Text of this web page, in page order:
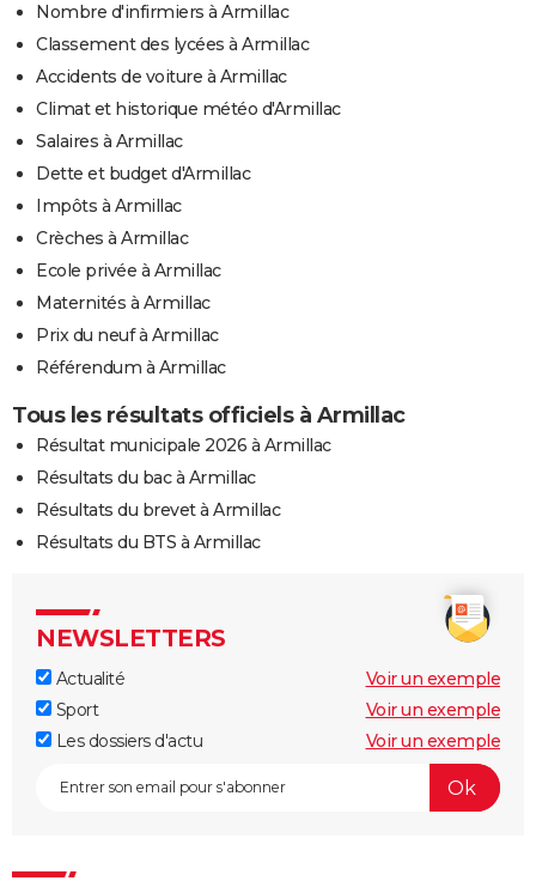
Nombre d'infirmiers à Armillac
Classement des lycées à Armillac
Accidents de voiture à Armillac
Climat et historique météo d'Armillac
Salaires à Armillac
Dette et budget d'Armillac
Impôts à Armillac
Crèches à Armillac
Ecole privée à Armillac
Maternités à Armillac
Prix du neuf à Armillac
Référendum à Armillac
Tous les résultats officiels à Armillac
Résultat municipale 2026 à Armillac
Résultats du bac à Armillac
Résultats du brevet à Armillac
Résultats du BTS à Armillac
NEWSLETTERS
Actualité
Voir un exemple
Sport
Voir un exemple
Les dossiers d'actu
Voir un exemple